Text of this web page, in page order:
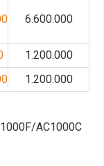
6.600.000
1.200.000
1.200.000
AC1000C